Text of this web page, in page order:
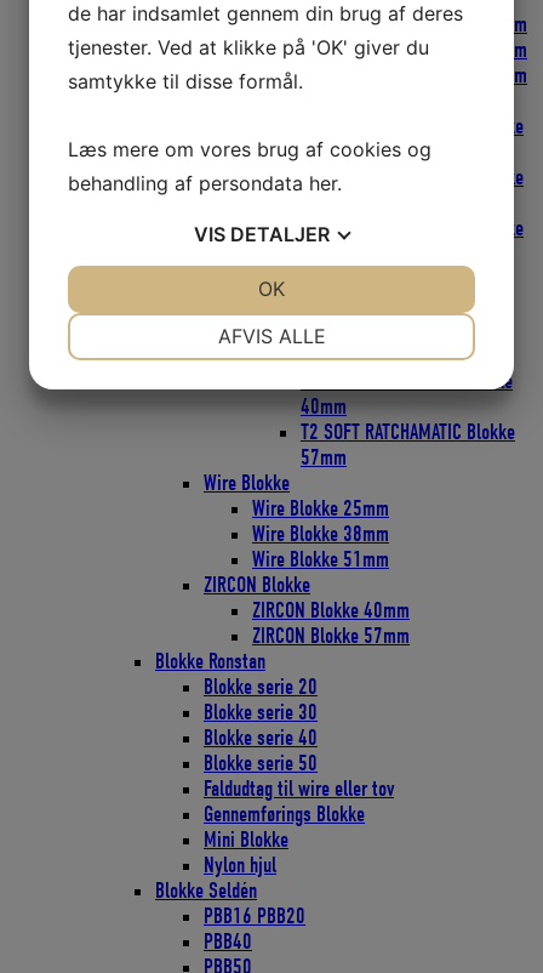
FLY Blokke SOFT-ATTACH 18mm
FLY Blokke SOFT-ATTACH 29mm
FLY Blokke SOFT-ATTACH 40mm
CARBO T2 SOFT-ATTACH Blokke
29mm
CARBO T2 SOFT-ATTACH Blokke
CARBO T2 SOFT-ATTACH Blokke
T2 LOOP Blokke
T2 LOOP Blokke 57mm
T2 SOFT RATCHAMATIC Blokke
T2 SOFT TATCHAMATIC Blokke
40mm
T2 SOFT RATCHAMATIC Blokke
57mm
Wire Blokke
Wire Blokke 25mm
Wire Blokke 38mm
Wire Blokke 51mm
ZIRCON Blokke
ZIRCON Blokke 40mm
ZIRCON Blokke 57mm
Blokke Ronstan
Blokke serie 20
Blokke serie 30
Blokke serie 40
Blokke serie 50
Faldudtag til wire eller tov
Gennemførings Blokke
Mini Blokke
Nylon hjul
Blokke Seldén
PBB16 PBB20
PBB40
PBB50
de har indsamlet gennem din brug af deres
tjenester. Ved at klikke på 'OK' giver du
samtykke til disse formål.
Læs mere om vores brug af cookies og
behandling af persondata her.
VIS DETALJER
STATISTIK
AFVIS ALLE
OK